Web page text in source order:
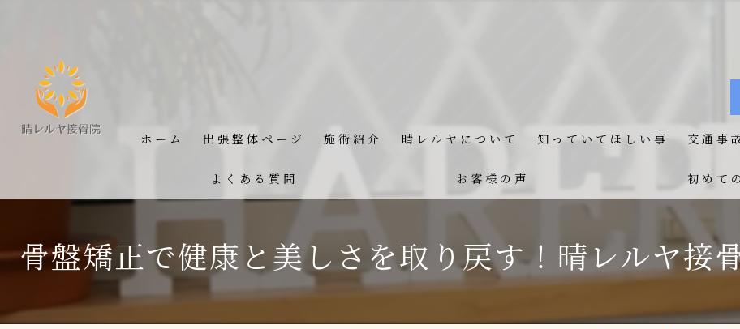
ホーム 出張整体ページ 施術紹介 晴レルヤについて 知っていてほしい事 交通事
よくある質問 お客様の声 初めて
骨盤矯正で健康と美しさを取り戻す！晴レルヤ接